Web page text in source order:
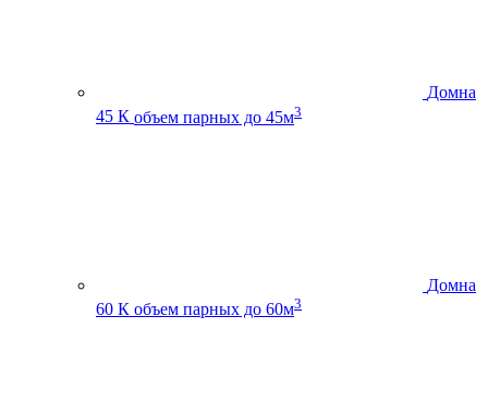
Домна
45 К объем парных до 45м3
Домна
60 К объем парных до 60м3